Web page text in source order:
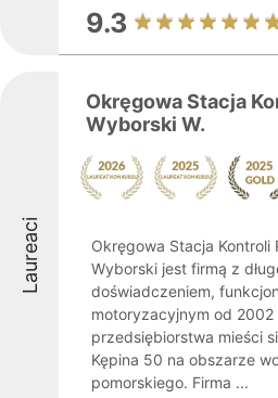
9.3
Laureaci
Okręgowa Stacja
Wyborski W.
Okręgowa Stacja Kontroli
Wyborski jest firmą z
doświadczeniem,
motoryzacyjnym od 2002
przedsiębiorstwa mieści
Kępina 50 na obszarze
pomorskiego. Firma ...